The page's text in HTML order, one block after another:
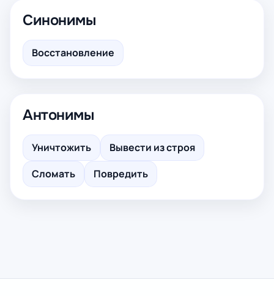
Синонимы
Восстановление
Антонимы
Уничтожить
Вывести из строя
Сломать
Повредить